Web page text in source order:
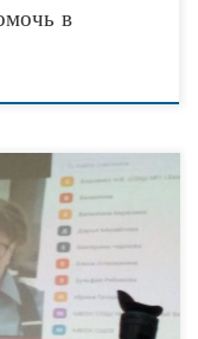
в
палаты Тюменской
стол —